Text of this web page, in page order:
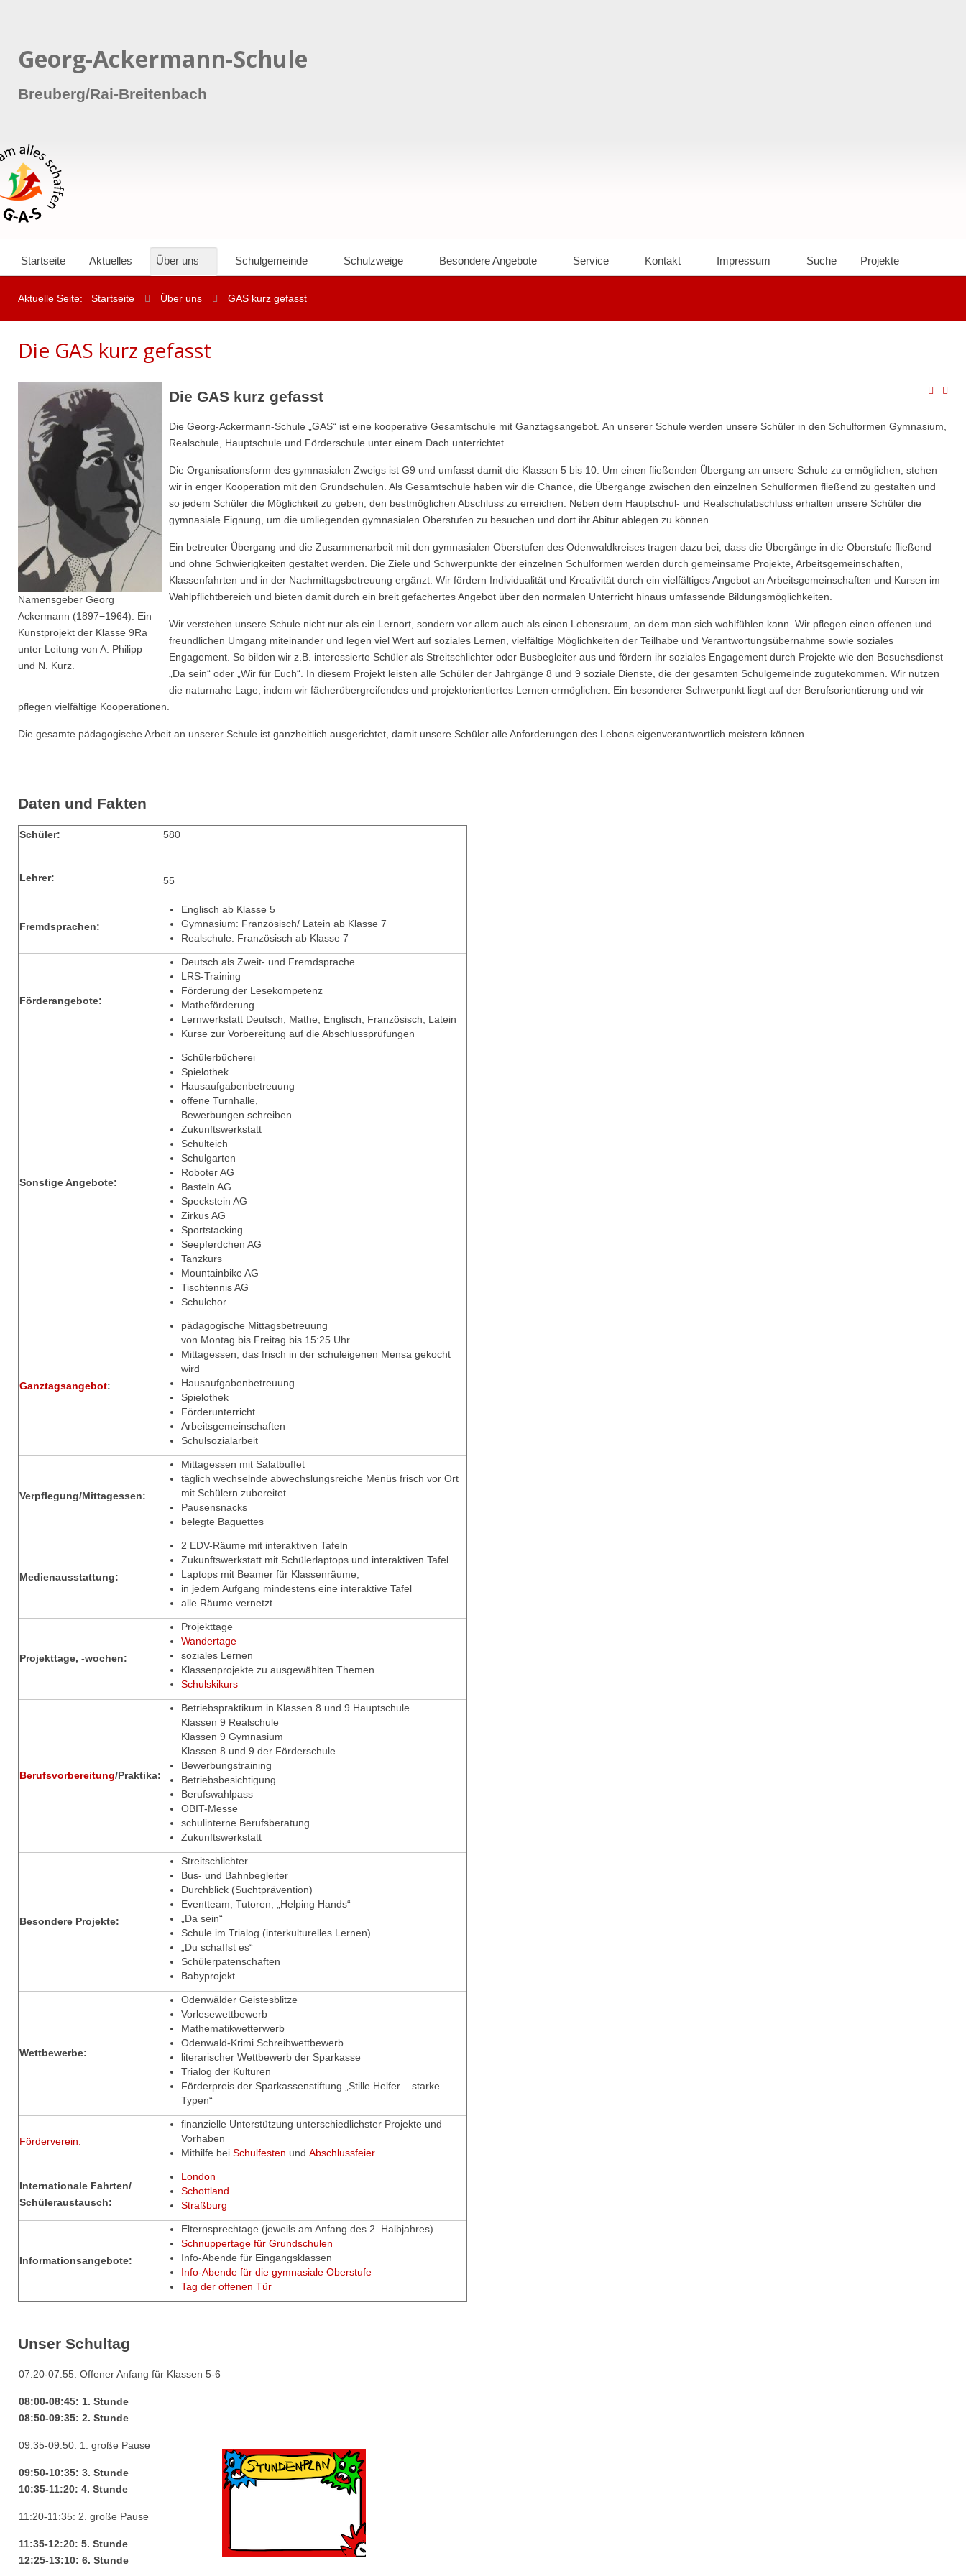
Georg-Ackermann-Schule
Breuberg/Rai-Breitenbach
Startseite Aktuelles Über uns Schulgemeinde Schulzweige Besondere Angebote Service Kontakt Impressum Suche Projekte
Aktuelle Seite: Startseite Über uns GAS kurz gefasst
Die GAS kurz gefasst
Namensgeber Georg
Ackermann (1897−1964). Ein
Kunstprojekt der Klasse 9Ra
unter Leitung von A. Philipp
und N. Kurz.
Die GAS kurz gefasst
Die Georg-Ackermann-Schule „GAS“ ist eine kooperative Gesamtschule mit Ganztagsangebot. An unserer Schule werden unsere Schüler in den Schulformen Gymnasium,
Realschule, Hauptschule und Förderschule unter einem Dach unterrichtet.
Die Organisationsform des gymnasialen Zweigs ist G9 und umfasst damit die Klassen 5 bis 10. Um einen fließenden Übergang an unsere Schule zu ermöglichen, stehen
wir in enger Kooperation mit den Grundschulen. Als Gesamtschule haben wir die Chance, die Übergänge zwischen den einzelnen Schulformen fließend zu gestalten und
so jedem Schüler die Möglichkeit zu geben, den bestmöglichen Abschluss zu erreichen. Neben dem Hauptschul- und Realschulabschluss erhalten unsere Schüler die
gymnasiale Eignung, um die umliegenden gymnasialen Oberstufen zu besuchen und dort ihr Abitur ablegen zu können.
Ein betreuter Übergang und die Zusammenarbeit mit den gymnasialen Oberstufen des Odenwaldkreises tragen dazu bei, dass die Übergänge in die Oberstufe fließend
und ohne Schwierigkeiten gestaltet werden. Die Ziele und Schwerpunkte der einzelnen Schulformen werden durch gemeinsame Projekte, Arbeitsgemeinschaften,
Klassenfahrten und in der Nachmittagsbetreuung ergänzt. Wir fördern Individualität und Kreativität durch ein vielfältiges Angebot an Arbeitsgemeinschaften und Kursen im
Wahlpflichtbereich und bieten damit durch ein breit gefächertes Angebot über den normalen Unterricht hinaus umfassende Bildungsmöglichkeiten.
Wir verstehen unsere Schule nicht nur als ein Lernort, sondern vor allem auch als einen Lebensraum, an dem man sich wohlfühlen kann. Wir pflegen einen offenen und
freundlichen Umgang miteinander und legen viel Wert auf soziales Lernen, vielfältige Möglichkeiten der Teilhabe und Verantwortungsübernahme sowie soziales
Engagement. So bilden wir z.B. interessierte Schüler als Streitschlichter oder Busbegleiter aus und fördern ihr soziales Engagement durch Projekte wie den Besuchsdienst
„Da sein“ oder „Wir für Euch“. In diesem Projekt leisten alle Schüler der Jahrgänge 8 und 9 soziale Dienste, die der gesamten Schulgemeinde zugutekommen. Wir nutzen
die naturnahe Lage, indem wir fächerübergreifendes und projektorientiertes Lernen ermöglichen. Ein besonderer Schwerpunkt liegt auf der Berufsorientierung und wir
pflegen vielfältige Kooperationen.
Die gesamte pädagogische Arbeit an unserer Schule ist ganzheitlich ausgerichtet, damit unsere Schüler alle Anforderungen des Lebens eigenverantwortlich meistern können.
Daten und Fakten
Schüler: 580
Lehrer: 55
Fremdsprachen:
Englisch ab Klasse 5
Gymnasium: Französisch/ Latein ab Klasse 7
Realschule: Französisch ab Klasse 7
Förderangebote:
Deutsch als Zweit- und Fremdsprache
LRS-Training
Förderung der Lesekompetenz
Matheförderung
Lernwerkstatt Deutsch, Mathe, Englisch, Französisch, Latein
Kurse zur Vorbereitung auf die Abschlussprüfungen
Sonstige Angebote:
Schülerbücherei
Spielothek
Hausaufgabenbetreuung
offene Turnhalle,
Bewerbungen schreiben
Zukunftswerkstatt
Schulteich
Schulgarten
Roboter AG
Basteln AG
Speckstein AG
Zirkus AG
Sportstacking
Seepferdchen AG
Tanzkurs
Mountainbike AG
Tischtennis AG
Schulchor
Ganztagsangebot:
pädagogische Mittagsbetreuung
von Montag bis Freitag bis 15:25 Uhr
Mittagessen, das frisch in der schuleigenen Mensa gekocht
wird
Hausaufgabenbetreuung
Spielothek
Förderunterricht
Arbeitsgemeinschaften
Schulsozialarbeit
Verpflegung/Mittagessen:
Mittagessen mit Salatbuffet
täglich wechselnde abwechslungsreiche Menüs frisch vor Ort
mit Schülern zubereitet
Pausensnacks
belegte Baguettes
Medienausstattung:
2 EDV-Räume mit interaktiven Tafeln
Zukunftswerkstatt mit Schülerlaptops und interaktiven Tafel
Laptops mit Beamer für Klassenräume,
in jedem Aufgang mindestens eine interaktive Tafel
alle Räume vernetzt
Projekttage, -wochen:
Projekttage
Wandertage
soziales Lernen
Klassenprojekte zu ausgewählten Themen
Schulskikurs
Berufsvorbereitung/Praktika:
Betriebspraktikum in Klassen 8 und 9 Hauptschule
Klassen 9 Realschule
Klassen 9 Gymnasium
Klassen 8 und 9 der Förderschule
Bewerbungstraining
Betriebsbesichtigung
Berufswahlpass
OBIT-Messe
schulinterne Berufsberatung
Zukunftswerkstatt
Besondere Projekte:
Streitschlichter
Bus- und Bahnbegleiter
Durchblick (Suchtprävention)
Eventteam, Tutoren, „Helping Hands“
„Da sein“
Schule im Trialog (interkulturelles Lernen)
„Du schaffst es“
Schülerpatenschaften
Babyprojekt
Wettbewerbe:
Odenwälder Geistesblitze
Vorlesewettbewerb
Mathematikwetterwerb
Odenwald-Krimi Schreibwettbewerb
literarischer Wettbewerb der Sparkasse
Trialog der Kulturen
Förderpreis der Sparkassenstiftung „Stille Helfer – starke
Typen“
Förderverein:
finanzielle Unterstützung unterschiedlichster Projekte und
Vorhaben
Mithilfe bei Schulfesten und Abschlussfeier
Internationale Fahrten/
Schüleraustausch:
London
Schottland
Straßburg
Informationsangebote:
Elternsprechtage (jeweils am Anfang des 2. Halbjahres)
Schnuppertage für Grundschulen
Info-Abende für Eingangsklassen
Info-Abende für die gymnasiale Oberstufe
Tag der offenen Tür
Unser Schultag
07:20-07:55: Offener Anfang für Klassen 5-6
08:00-08:45: 1. Stunde
08:50-09:35: 2. Stunde
09:35-09:50: 1. große Pause
09:50-10:35: 3. Stunde
10:35-11:20: 4. Stunde
11:20-11:35: 2. große Pause
11:35-12:20: 5. Stunde
12:25-13:10: 6. Stunde